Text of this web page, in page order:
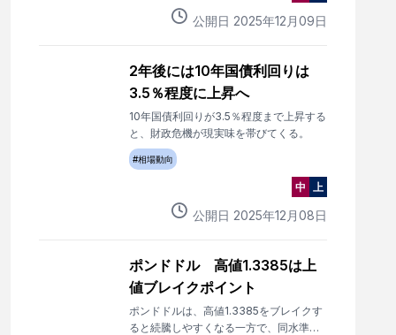
公開日 2025年12 月09日
2年後には10年国債利回りは
3.5％程度に上昇へ
10年国債利回りが3.5％程度まで上昇する
と、財政危機が現実味を帯びてくる。
#相場動向
中 上
公開日 2025年12 月08日
ポンドドル 高値1.3385は上
値ブレイクポイント
ポンドドルは、高値1.3385をブレイクす
ると続騰しやすくなる一方で、同水準を